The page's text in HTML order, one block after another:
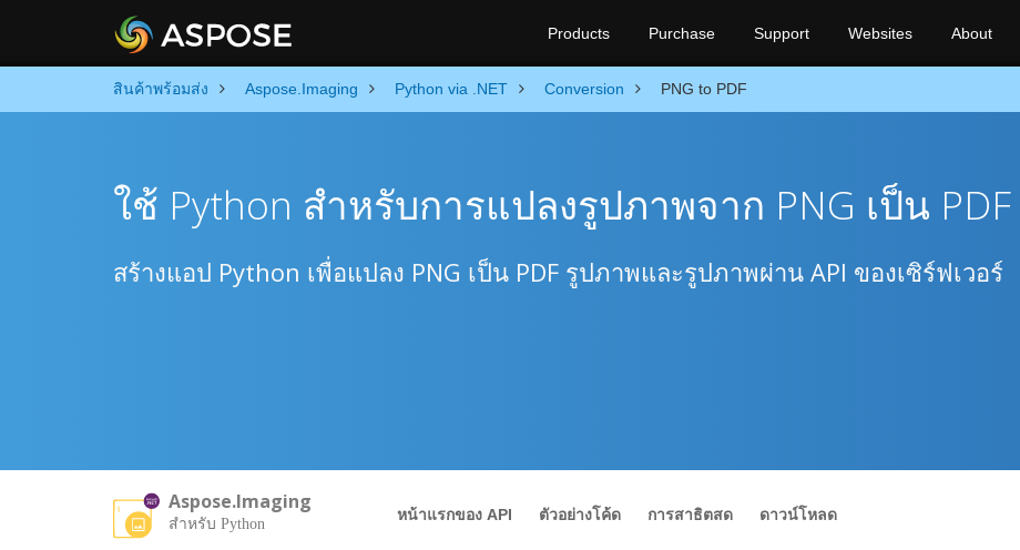
Products Purchase Support Websites About
สินค้าพร้อมส่ง Aspose.Imaging Python via .NET Conversion PNG to PDF
ใช้ Python สำหรับการแปลงรูปภาพจาก PNG เป็น PDF
สร้างแอป Python เพื่อแปลง PNG เป็น PDF รูปภาพและรูปภาพผ่าน API ของเซิร์ฟเวอร์
Aspose.Imaging
สำหรับ Python
หน้าแรกของ API ตัวอย่างโค้ด การสาธิตสด ดาวน์โหลด